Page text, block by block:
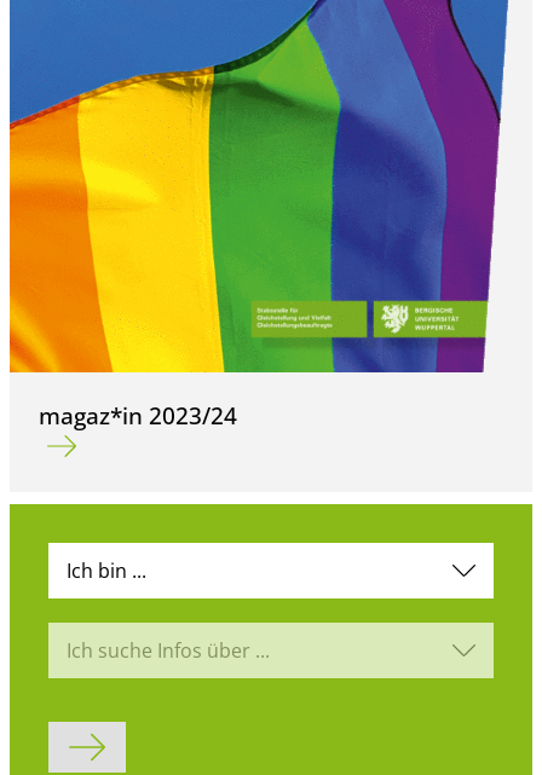
magaz*in 2023/24
Mehr erfahren über magaz*in 2023/24
Ich bin ...
Ich suche Infos über ...
Formular abschicken